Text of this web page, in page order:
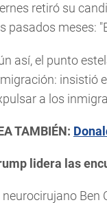
retiró su
pasados meses:
así, el punto
insistió
a los
TAMBIÉN:
lidera las
neurocirujano Ben